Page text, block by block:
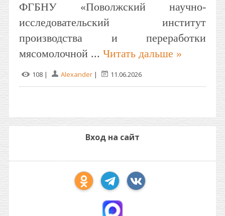
ФГБНУ «Поволжский научно-
исследовательский институт
производства и переработки
мясомолочной ... Читать дальше »
108 | Alexander | 11.06.2026
Вход на сайт